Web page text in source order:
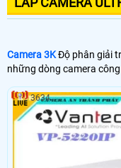
Camera 3KĐộ phân giải
những dòng camera
3634